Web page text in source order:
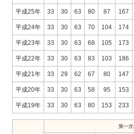
平成25年 33 30 63 80 87 167
平成24年 33 30 63 70 104 174
平成23年 33 30 63 68 105 173
平成22年 33 30 63 83 103 186
平成21年 33 29 62 67 80 147
平成20年 33 30 63 58 95 153
平成19年 33 30 63 80 153 233
第一